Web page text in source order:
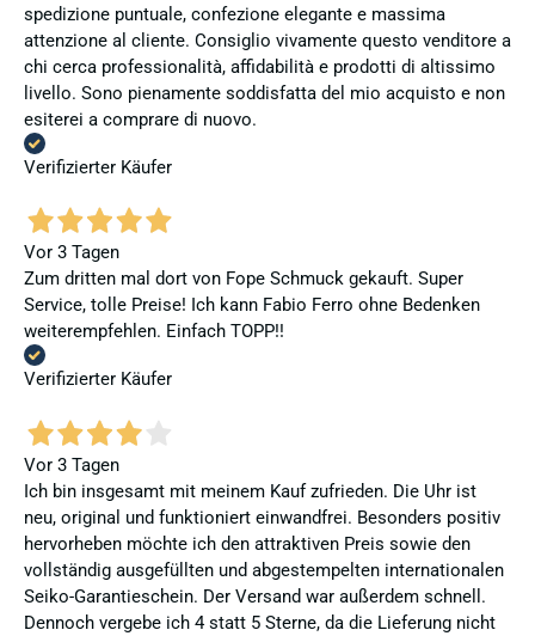
spedizione puntuale, confezione elegante e massima
attenzione al cliente. Consiglio vivamente questo venditore a
chi cerca professionalità, affidabilità e prodotti di altissimo
livello. Sono pienamente soddisfatta del mio acquisto e non
esiterei a comprare di nuovo.
Verifizierter Käufer
Vor 3 Tagen
Zum dritten mal dort von Fope Schmuck gekauft. Super
Service, tolle Preise! Ich kann Fabio Ferro ohne Bedenken
weiterempfehlen. Einfach TOPP!!
Verifizierter Käufer
Vor 3 Tagen
Ich bin insgesamt mit meinem Kauf zufrieden. Die Uhr ist
neu, original und funktioniert einwandfrei. Besonders positiv
hervorheben möchte ich den attraktiven Preis sowie den
vollständig ausgefüllten und abgestempelten internationalen
Seiko-Garantieschein. Der Versand war außerdem schnell.
Dennoch vergebe ich 4 statt 5 Sterne, da die Lieferung nicht